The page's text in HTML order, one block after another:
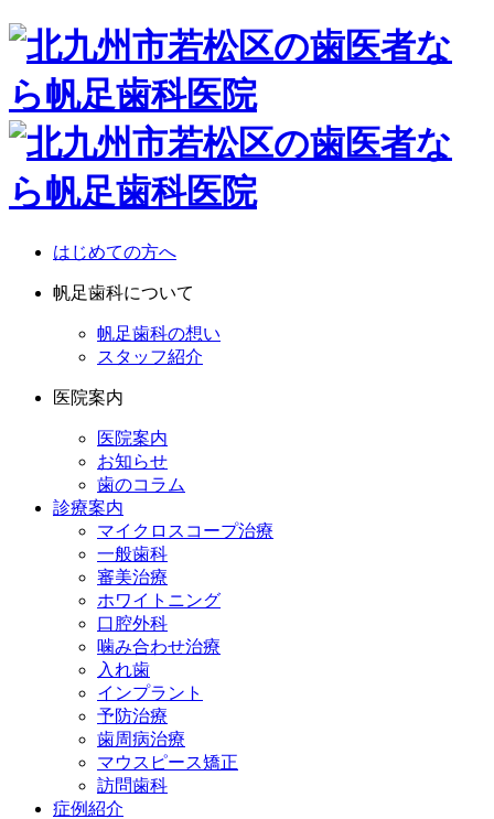
はじめての方へ
帆足歯科について
帆足歯科の想い
スタッフ紹介
医院案内
医院案内
お知らせ
歯のコラム
診療案内
マイクロスコープ治療
一般歯科
審美治療
ホワイトニング
口腔外科
噛み合わせ治療
入れ歯
インプラント
予防治療
歯周病治療
マウスピース矯正
訪問歯科
症例紹介